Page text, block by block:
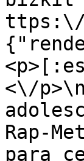
<\/
Rap-
para